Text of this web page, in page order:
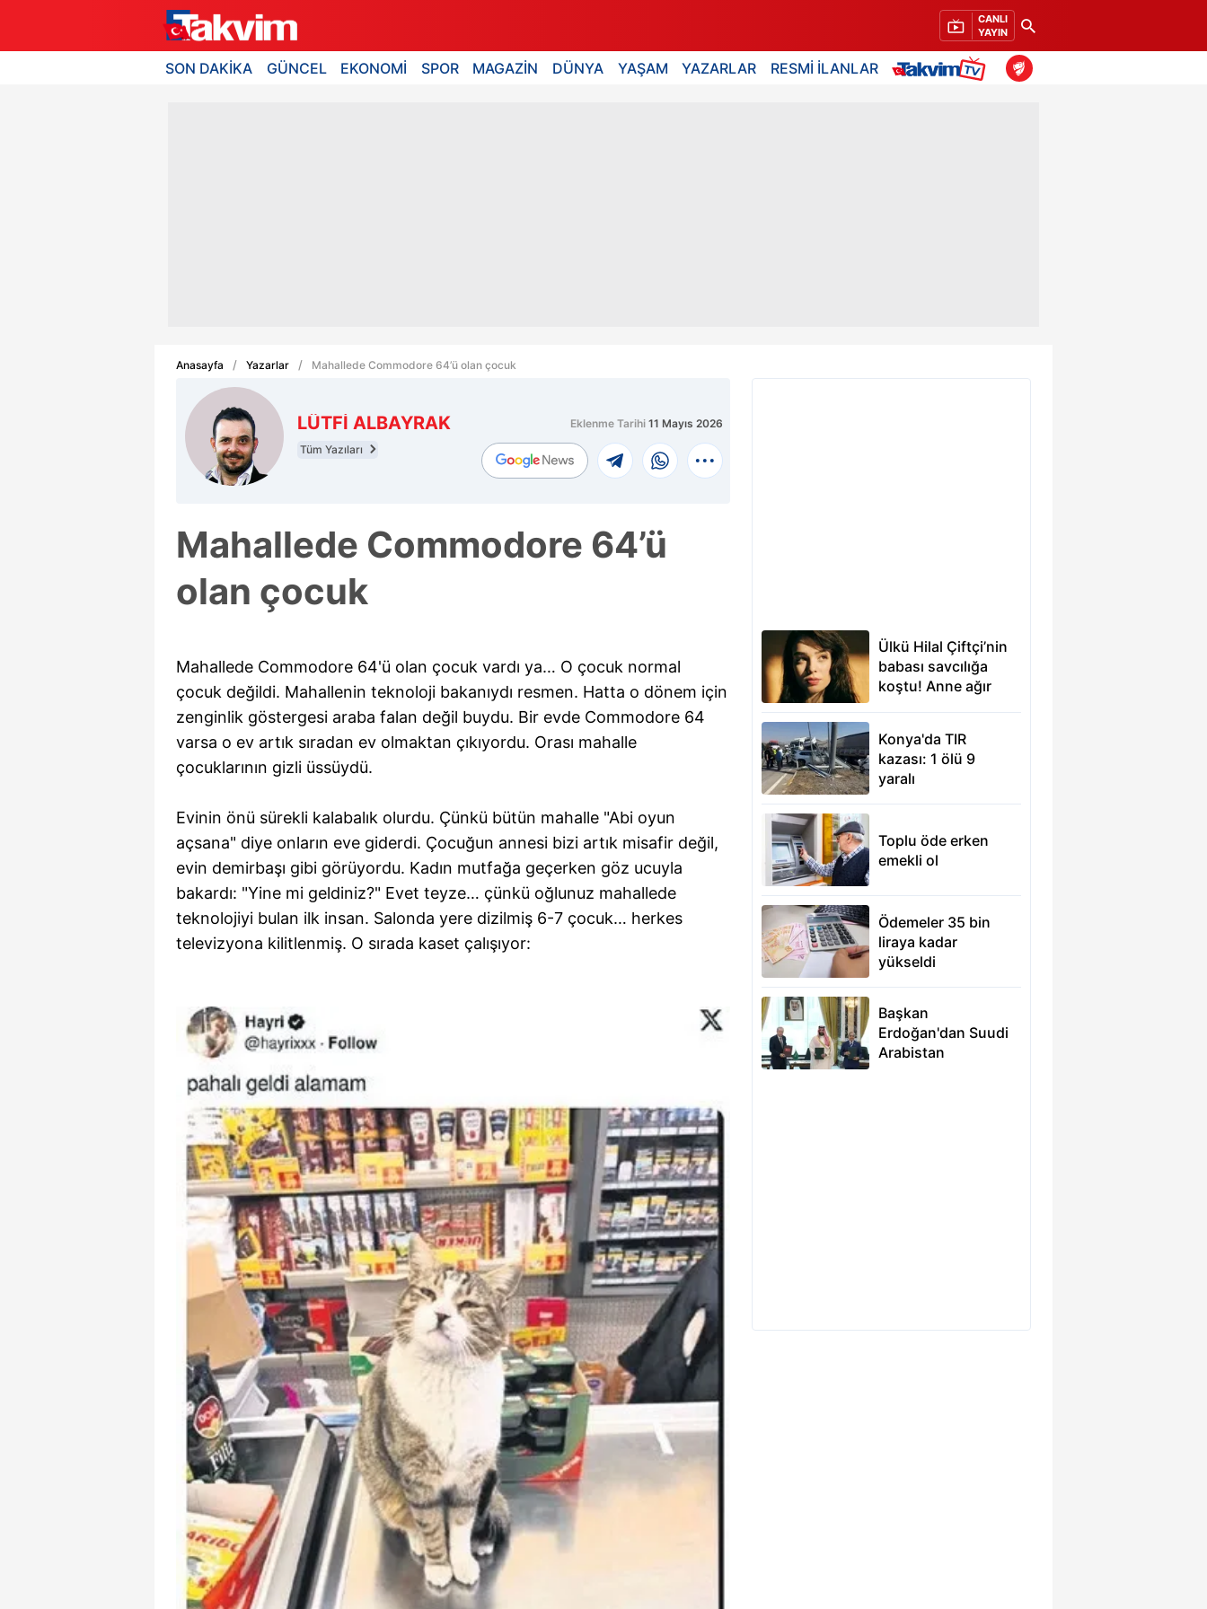
CANLI
YAYIN
SON DAKİKA GÜNCEL EKONOMİ SPOR MAGAZİN DÜNYA YAŞAM YAZARLAR RESMİ İLANLAR
Anasayfa Yazarlar Mahallede Commodore 64’ü olan çocuk
LÜTFİ ALBAYRAK
Tüm Yazıları
Mahallede Commodore 64’ü
olan çocuk
Eklenme Tarihi 11 Mayıs 2026
Mahallede Commodore 64'ü olan çocuk vardı ya… O çocuk normal
çocuk değildi. Mahallenin teknoloji bakanıydı resmen. Hatta o dönem için
zenginlik göstergesi araba falan değil buydu. Bir evde Commodore 64
varsa o ev artık sıradan ev olmaktan çıkıyordu. Orası mahalle
çocuklarının gizli üssüydü.
Evinin önü sürekli kalabalık olurdu. Çünkü bütün mahalle "Abi oyun
açsana" diye onların eve giderdi. Çocuğun annesi bizi artık misafir değil,
evin demirbaşı gibi görüyordu. Kadın mutfağa geçerken göz ucuyla
bakardı: "Yine mi geldiniz?" Evet teyze… çünkü oğlunuz mahallede
teknolojiyi bulan ilk insan. Salonda yere dizilmiş 6-7 çocuk… herkes
televizyona kilitlenmiş. O sırada kaset çalışıyor:
Ülkü Hilal Çiftçi’nin
babası savcılığa
koştu! Anne ağır
açtı: “Kızımın
parasını çapkınlıkta
yiyor”
Konya'da TIR
kazası: 1 ölü 9
yaralı
Toplu öde erken
emekli ol
Ödemeler 35 bin
liraya kadar
yükseldi
Başkan
Erdoğan'dan Suudi
Arabistan